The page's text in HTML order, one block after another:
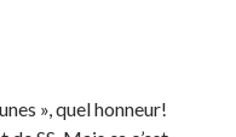
», quel honneur!